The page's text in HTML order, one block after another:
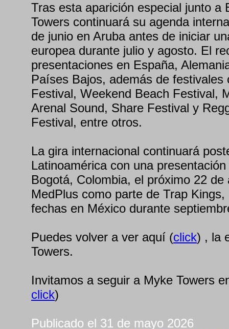
Tras esta aparición especial junto a
Towers continuará su agenda
de junio en Aruba antes de iniciar
europea durante julio y agosto. El
presentaciones en España,
Países Bajos, además de festivales
Festival, Weekend Beach Festival,
Arenal Sound, Share Festival y
Festival, entre otros.
La gira internacional continuará
Latinoamérica con una
Bogotá, Colombia, el próximo 22
MedPlus como parte de Trap
fechas en México durante
Puedes volver a ver aquí (click) , la
Towers.
Invitamos a seguir a Myke Towers
click)
Publicado el 31 de mayo 2026